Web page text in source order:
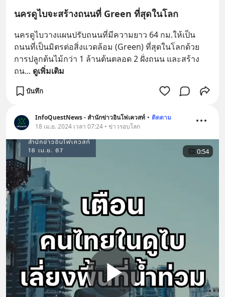
นครดูไบจะสร้างถนนที่ Green ที่สุดในโลก
นครดูไบวางแผนปรับถนนที่มีความยาว 64 กม.ให้เป็น
ถนนที่เป็นมิตรต่อสิ่งแวดล้อม (Green) ที่สุดในโลกด้วย
การปลูกต้นไม้กว่า 1 ล้านต้นตลอด 2 ฝั่งถนน และสร้าง
ถน... ดูเพิ่มเติม
บันทึก
InfoQuestNews - สำนักข่าวอินโฟเควสท์ • ติดตาม
18 เม.ย. 2024 เวลา 07:24 • ข่าวรอบโลก
0:54